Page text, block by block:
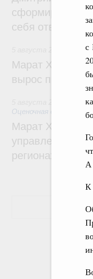
с
А
К
сформировал
себя
Марат
вырос почти на
Оценочная
Марат
управление
регионах